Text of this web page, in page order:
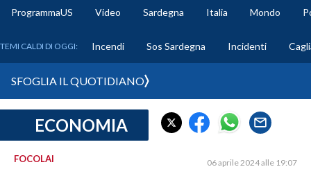
CRONACA SARDEGNA
ProgrammaUS Video Sardegna Italia Mondo
TEMI CALDI DI OGGI: Incendi Sos Sardegna Incidenti
SFOGLIA IL QUOTIDIANO
ECONOMIA
FOCOLAI 06 aprile 2024 alle 19:07